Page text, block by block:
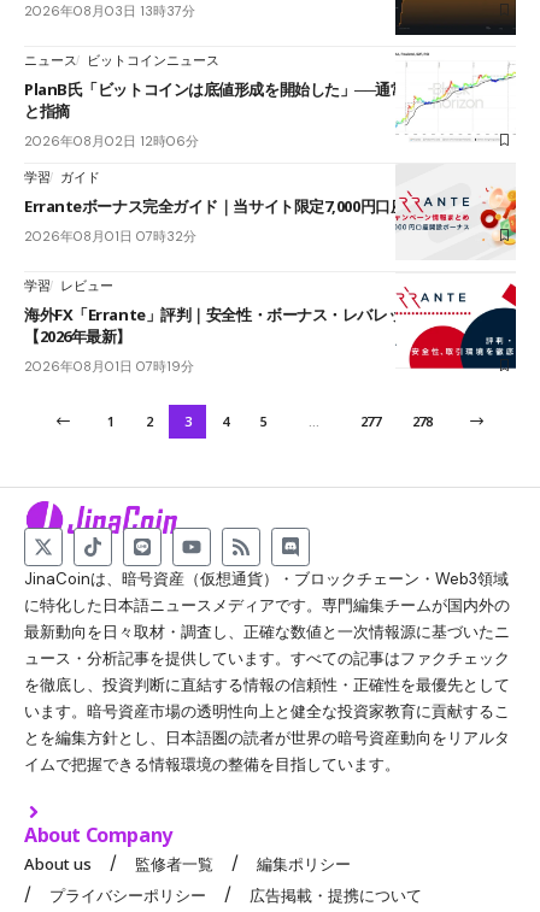
2026年08月03日 13時37分
ニュース ビットコインニュース
PlanB氏「ビットコインは底値形成を開始した」──通常1〜3カ月かかる
と指摘
2026年08月02日 12時06分
学習 ガイド
Erranteボーナス完全ガイド｜当サイト限定7,000円口座開設ボーナス
2026年08月01日 07時32分
学習 レビュー
海外FX「Errante」評判｜安全性・ボーナス・レバレッジを徹底解説
【2026年最新】
2026年08月01日 07時19分
1 2 3 4 5 277 278
JinaCoinは、暗号資産（仮想通貨）・ブロックチェーン・Web3領域
に特化した日本語ニュースメディアです。専門編集チームが国内外の
最新動向を日々取材・調査し、正確な数値と一次情報源に基づいたニ
ュース・分析記事を提供しています。すべての記事はファクチェック
を徹底し、投資判断に直結する情報の信頼性・正確性を最優先として
います。暗号資産市場の透明性向上と健全な投資家教育に貢献するこ
とを編集方針とし、日本語圏の読者が世界の暗号資産動向をリアルタ
イムで把握できる情報環境の整備を目指しています。
About Company
About us 監修者一覧
編集ポリシー
プライバシーポリシー
広告掲載・提携について